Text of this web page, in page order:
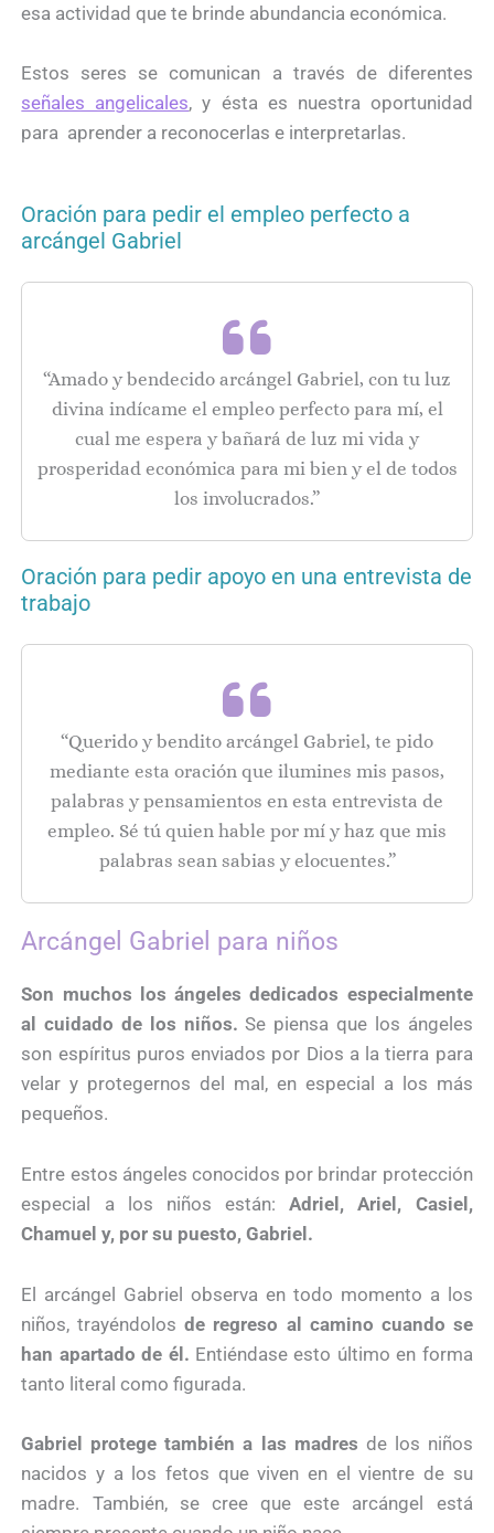
esa actividad que te brinde abundancia económica.
Estos seres se comunican a través de diferentes
señales angelicales, y ésta es nuestra oportunidad
para aprender a reconocerlas e interpretarlas.
Oración para pedir el empleo perfecto a
arcángel Gabriel
“Amado y bendecido arcángel Gabriel, con tu luz
divina indícame el empleo perfecto para mí, el
cual me espera y bañará de luz mi vida y
prosperidad económica para mi bien y el de todos
los involucrados.”
Oración para pedir apoyo en una entrevista de
trabajo
“Querido y bendito arcángel Gabriel, te pido
mediante esta oración que ilumines mis pasos,
palabras y pensamientos en esta entrevista de
empleo. Sé tú quien hable por mí y haz que mis
palabras sean sabias y elocuentes.”
Arcángel Gabriel para niños
Son muchos los ángeles dedicados especialmente
al cuidado de los niños. Se piensa que los ángeles
son espíritus puros enviados por Dios a la tierra para
velar y protegernos del mal, en especial a los más
pequeños.
Entre estos ángeles conocidos por brindar protección
especial a los niños están:Adriel, Ariel, Casiel,
Chamuel y, por su puesto, Gabriel.
El arcángel Gabriel observa en todo momento a los
niños, trayéndolosde regreso al camino cuando se
han apartado de él. Entiéndase esto último en forma
tanto literal como figurada.
Gabriel protege también a las madres de los niños
nacidos y a los fetos que viven en el vientre de su
madre. También, se cree que este arcángel está